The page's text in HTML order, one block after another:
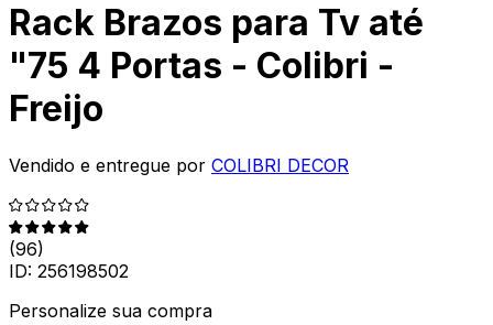
Rack Brazos para Tv até
"75 4 Portas - Colibri -
Freijo
Vendido e entregue por COLIBRI DECOR
(96)
ID: 256198502
Personalize sua compra